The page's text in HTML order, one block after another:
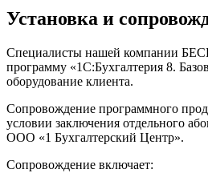
Установка и
Специалисты нашей компании
программу «1С:Бухгалтерия 8.
оборудование клиента.
Сопровождение программного
условии заключения отдельного
ООО «1 Бухгалтерский Центр».
Сопровождение включает: